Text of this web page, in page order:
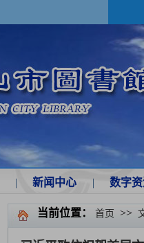
| 新闻中心 | 数字
当前位置： 首页 >>